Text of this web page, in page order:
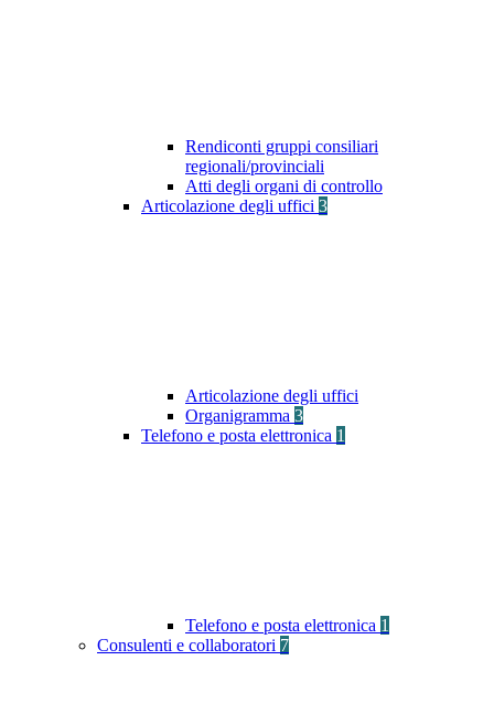
Rendiconti gruppi consiliari
regionali/provinciali
Atti degli organi di controllo
Articolazione degli uffici 3
Articolazione degli uffici
Organigramma 3
Telefono e posta elettronica 1
Telefono e posta elettronica 1
Consulenti e collaboratori 7